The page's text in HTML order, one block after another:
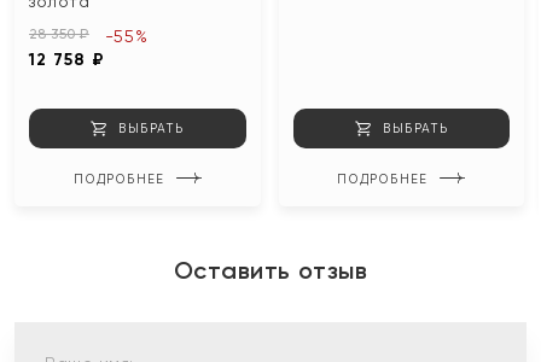
28 350 ₽
12 758 ₽
-55%
ВЫБРАТЬ
ПОДРОБНЕЕ
ВЫБРАТЬ
ПОДРОБНЕЕ
Оставить отзыв